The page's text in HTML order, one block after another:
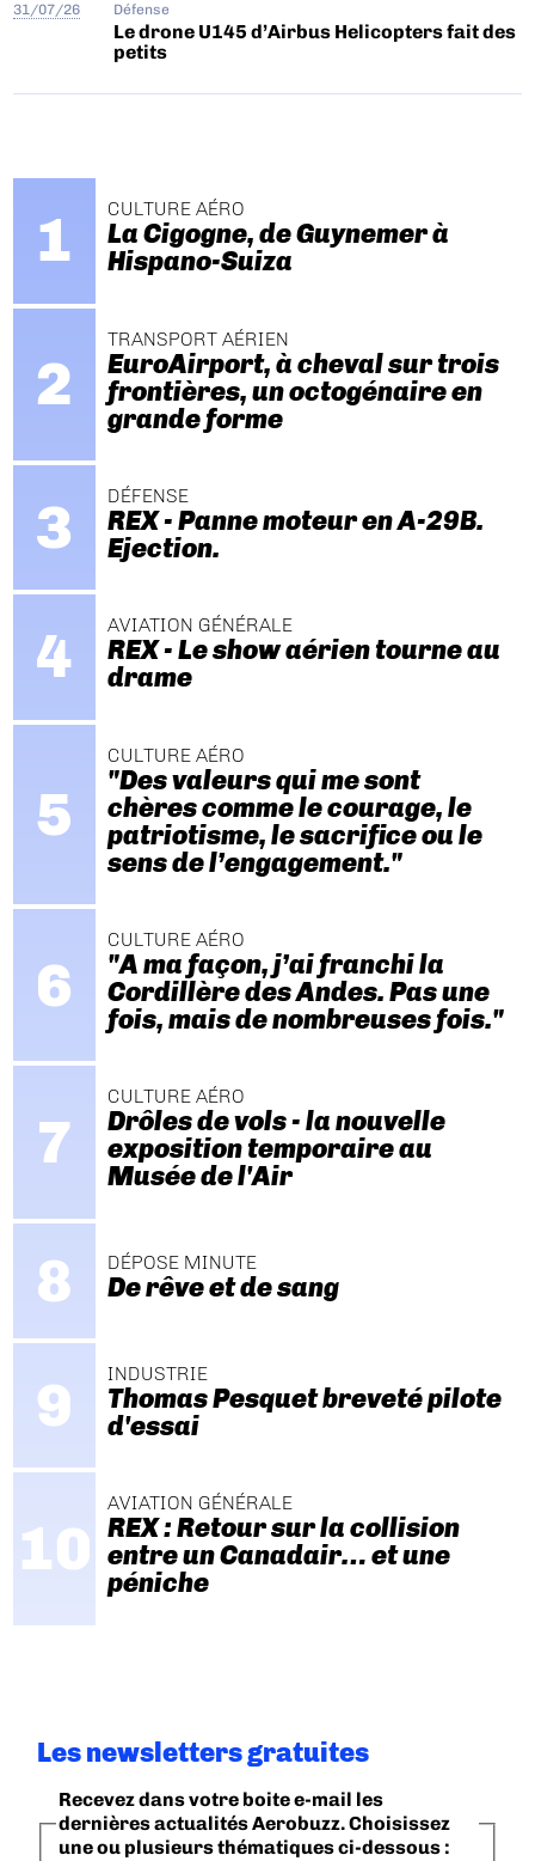
31/07/26 Défense
Le drone U145 d’Airbus Helicopters fait des
petits
CULTURE AÉRO
La Cigogne, de Guynemer à
Hispano-Suiza
TRANSPORT AÉRIEN
EuroAirport, à cheval sur trois
frontières, un octogénaire en
grande forme
DÉFENSE
REX - Panne moteur en A-29B.
Ejection.
AVIATION GÉNÉRALE
REX - Le show aérien tourne au
drame
CULTURE AÉRO
"Des valeurs qui me sont
chères comme le courage, le
patriotisme, le sacrifice ou le
sens de l’engagement."
CULTURE AÉRO
"A ma façon, j’ai franchi la
Cordillère des Andes. Pas une
fois, mais de nombreuses fois."
CULTURE AÉRO
Drôles de vols - la nouvelle
exposition temporaire au
Musée de l'Air
DÉPOSE MINUTE
De rêve et de sang
INDUSTRIE
Thomas Pesquet breveté pilote
d'essai
AVIATION GÉNÉRALE
REX : Retour sur la collision
entre un Canadair… et une
péniche
Les newsletters gratuites
Recevez dans votre boite e-mail les
dernières actualités Aerobuzz. Choisissez
une ou plusieurs thématiques ci-dessous :